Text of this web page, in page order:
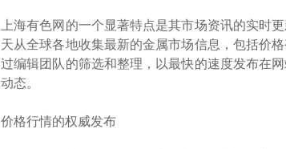
上海有色网的一个显著特点是其市场资讯的实时
天从全球各地收集最新的金属市场信息，包括价
过编辑团队的筛选和整理，以最快的速度发布在
动态。
价格行情的权威发布